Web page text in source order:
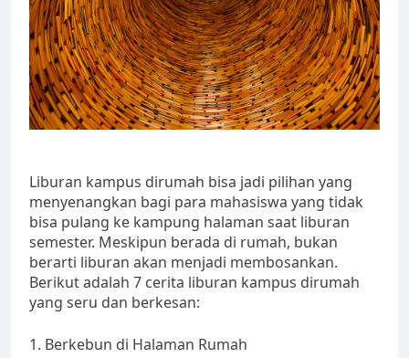
Liburan kampus dirumah bisa jadi pilihan yang
menyenangkan bagi para mahasiswa yang tidak
bisa pulang ke kampung halaman saat liburan
semester. Meskipun berada di rumah, bukan
berarti liburan akan menjadi membosankan.
Berikut adalah 7 cerita liburan kampus dirumah
yang seru dan berkesan:
1. Berkebun di Halaman Rumah